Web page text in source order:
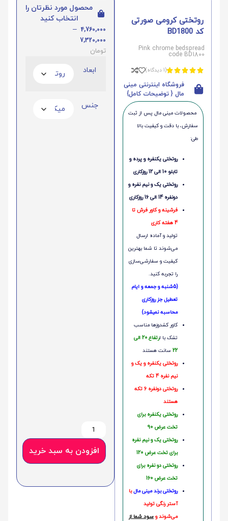
روتختی کرومی صورتی
کد BD1800
Pink chrome bedspread
code BD1800




(1 دیدگاه)
فروشگاه اینترنتی مینی
مال { توضیحات کامل}
محصولات مینی‌ مال پس از ثبت
سفارش، با دقت و کیفیت بالا
طی:
روتختی یکنفره و پرده و
تابلو 10 الی 12 روزکاری
روتختی یک و نیم نفره و
دونفره 14 الی 16 روزکاری
فرشینه و کاور فرش تا
4 هفته کاری
تولید و آماده ارسال
می‌شوند تا شما بهترین
کیفیت و سفارشی‌سازی
را تجربه کنید.
(5شنبه و جمعه و ایام
تعطیل جز روزکاری
محاسبه نمیشود)
کاور کشدوزها مناسب
تشک با ا
رتفاع 20 الی
22 سانت هستند
روتختی یکنفره و یک و
نیم نفره 4 تکه
روتختی دونفره 6 تکه
هستند
روتختی یکنفره برای
تخت عرض 90
روتختی یک و نیم نفره
برای تخت عرض 120
روتختی دو نفره برای
تخت عرض 160
روتختی‌ برند مینی مالبا
آستر رنگی تولید
می‌شوند و سود شما از
محصول مورد نظرتان را
انتخاب کنید
4,760,000
–
7,320,000
تومان
ابعاد
جنس
افزودن به سبد خرید